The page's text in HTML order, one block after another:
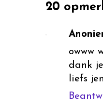
20
owww
dank
liefs